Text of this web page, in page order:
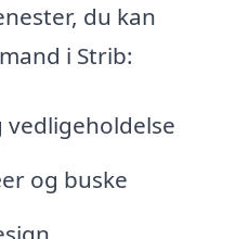
du kan
i Strib:
og buske